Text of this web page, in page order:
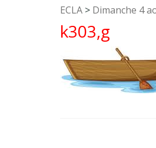
ECLA > Dimanche 4
k303,g